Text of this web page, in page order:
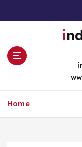
indiaprime24.c
Home